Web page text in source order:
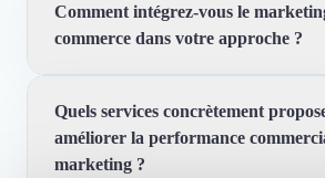
Nous aidons les PME et scale-ups à
activité en créant des réseaux de
actions. Notre approche combine ces
générer une croissance durable.
Comment intégrez-vous le
commerce dans votre approche ?
Nous travaillons simultanément sur
marketing et commerciaux. Cela
élaborons une stratégie marketing et
Quels services concrètement
améliorer la performance
marketing ?